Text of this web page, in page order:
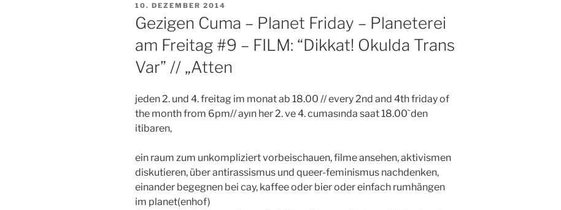
VERÖFFENTLICHT
AM
10. DEZEMBER 2014
Gezigen Cuma – Planet Friday – Planeterei
am Freitag #9 – FILM: “Dikkat! Okulda Trans
Var” // „Atten
jeden 2. und 4. freitag im monat ab 18.00 // every 2nd and 4th friday of
the month from 6pm// ayın her 2. ve 4. cumasında saat 18.00`den
itibaren,
ein raum zum unkompliziert vorbeischauen, filme ansehen, aktivismen
diskutieren, über antirassismus und queer-feminismus nachdenken,
einander begegnen bei cay, kaffee oder bier oder einfach rumhängen
im planet(enhof)